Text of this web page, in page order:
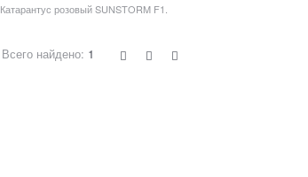
Катарантус розовый SUNSTORM F1.
Всего найдено: 1